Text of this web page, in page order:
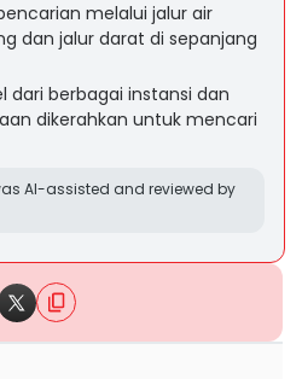
melalui jalur air
dan jalur darat di sepanjang
dari berbagai instansi dan
dikerahkan untuk mencari
AI-assisted and reviewed by